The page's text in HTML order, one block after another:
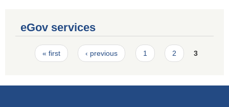
eGov services
Pages
« first ‹ previous 1 2 3